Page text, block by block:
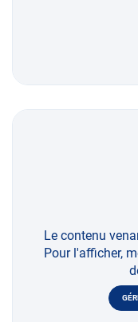
Le contenu
Pour l'afficher,